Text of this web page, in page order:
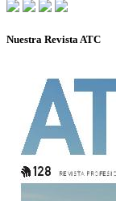
Nuestra Revista ATC